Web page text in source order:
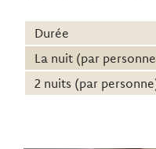
Durée
La nuit (par
2 nuits (par